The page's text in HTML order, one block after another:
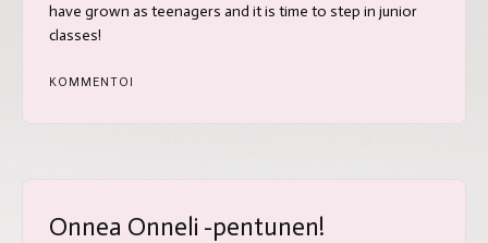
have grown as teenagers and it is time to step in junior
classes!
KOMMENTOI
Onnea Onneli -pentunen!